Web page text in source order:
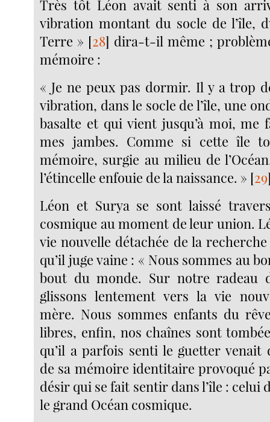
Très tôt Léon avait senti à son
vibration montant du socle de l’île,
Terre » [28] dira-t-il même ;
mémoire :
« Je ne peux pas dormir. Il y a trop
vibration, dans le socle de l’île, une
basalte et qui vient jusqu’à moi,
mes jambes. Comme si cette île
mémoire, surgie au milieu de
l’étincelle enfouie de la naissance. » [29
Léon et Surya se sont laissé
cosmique au moment de leur union.
vie nouvelle détachée de la
qu’il juge vaine : « Nous sommes au
bout du monde. Sur notre radeau
glissons lentement vers la vie
mère. Nous sommes enfants du
libres, enfin, nos chaînes sont
qu’il a parfois senti le guetter venait
de sa mémoire identitaire provoqué
désir qui se fait sentir dans l’île : celui
le grand Océan cosmique.